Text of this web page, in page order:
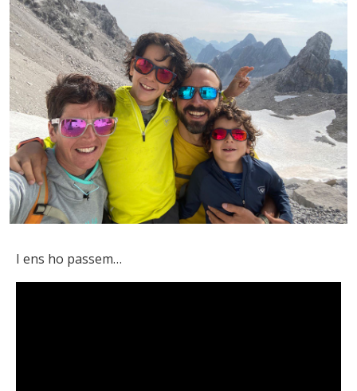
I ens ho passem…